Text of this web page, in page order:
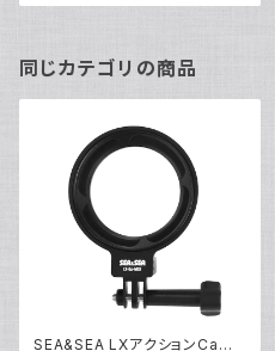
同じカテゴリの商品
SEA&SEA LXアクションCam